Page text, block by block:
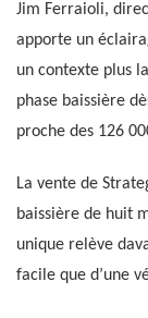
Jim Ferraioli,
apporte un
un contexte plus
phase baissière
proche des 126
La vente de
baissière de huit
unique relève
facile que d’une